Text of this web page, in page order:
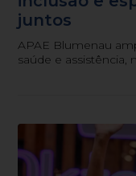
juntos
APAE Blumenau
saúde e